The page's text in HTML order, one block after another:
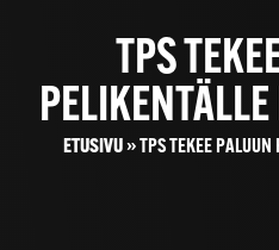
TPS
ETUSIVU»TPS TEKEE PALUUN